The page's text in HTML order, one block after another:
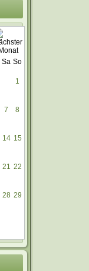
Sa So
1
7 8
14 15
21 22
28 29